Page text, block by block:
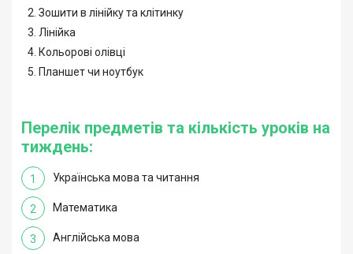
Зошити в лінійку та клітинку
Лінійка
Кольорові олівці
Планшет чи ноутбук
Перелік предметів та кількість уроків на
тиждень:
1 Українська мова та читання
2 Математика
3 Англійська мова